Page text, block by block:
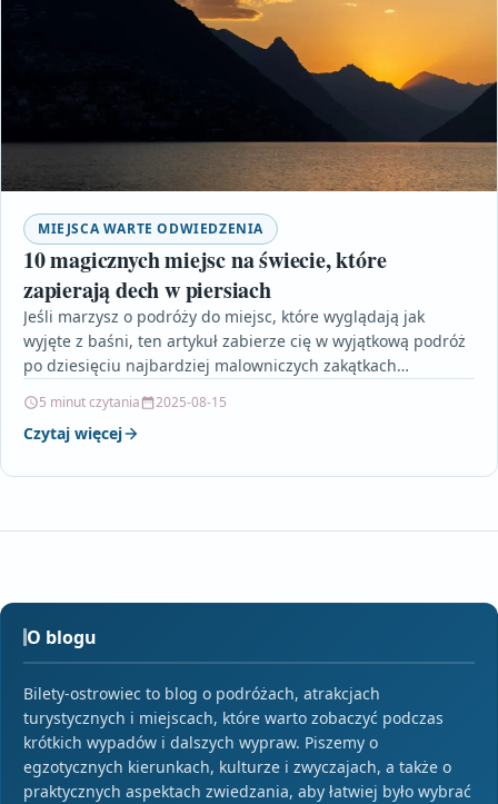
MIEJSCA WARTE ODWIEDZENIA
10 magicznych miejsc na świecie, które
zapierają dech w piersiach
Jeśli marzysz o podróży do miejsc, które wyglądają jak
wyjęte z baśni, ten artykuł zabierze cię w wyjątkową podróż
po dziesięciu najbardziej malowniczych zakątkach…
5 minut czytania 2025-08-15
Czytaj więcej
O blogu
Bilety-ostrowiec to blog o podróżach, atrakcjach
turystycznych i miejscach, które warto zobaczyć podczas
krótkich wypadów i dalszych wypraw. Piszemy o
egzotycznych kierunkach, kulturze i zwyczajach, a także o
praktycznych aspektach zwiedzania, aby łatwiej było wybrać